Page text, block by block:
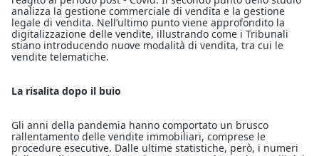
analizza la gestione commerciale di vendita e la gestione
legale di vendita. Nell’ultimo punto viene approfondito la
digitalizzazione delle vendite, illustrando come i Tribunali
stiano introducendo nuove modalità di vendita, tra cui le
vendite telematiche.
La risalita dopo il buio
Gli anni della pandemia hanno comportato un brusco
rallentamento delle vendite immobiliari, comprese le
procedure esecutive. Dalle ultime statistiche, però, i numeri